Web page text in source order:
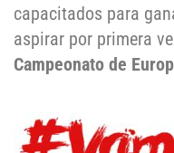
capacitados para
aspirar por primera
Campeonato de